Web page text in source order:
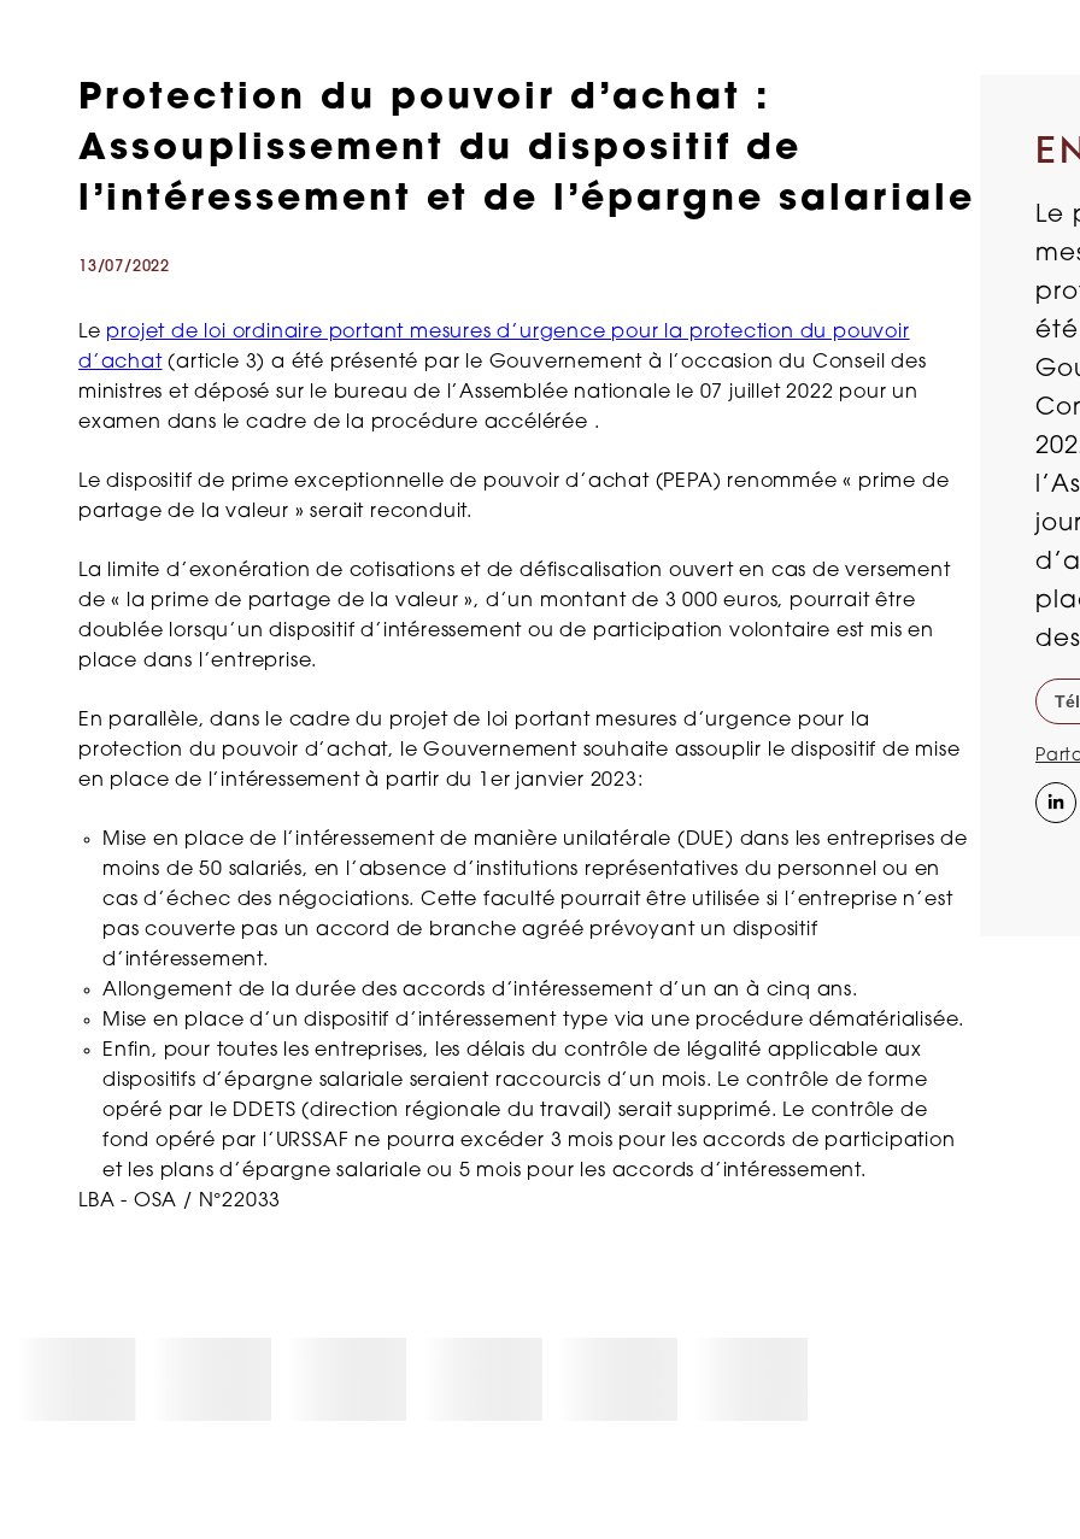
Protection du pouvoir d’achat :
Assouplissement du dispositif de
l’intéressement et de l’épargne salariale
13/07/2022
Le projet de loi ordinaire portant mesures d’urgence pour la protection du pouvoir
d’achat(article 3) a été présenté par le Gouvernement à l’occasion du Conseil des
ministres et déposé sur le bureau de l’Assemblée nationale le 07 juillet 2022 pour un
examen dans le cadre de la procédure accélérée .
Le dispositif de prime exceptionnelle de pouvoir d’achat (PEPA) renommée « prime de
partage de la valeur » serait reconduit.
La limite d’exonération de cotisations et de défiscalisation ouvert en cas de versement
de « la prime de partage de la valeur », d’un montant de 3 000 euros, pourrait être
doublée lorsqu’un dispositif d’intéressement ou de participation volontaire est mis en
place dans l’entreprise.
En parallèle, dans le cadre du projet de loi portant mesures d’urgence pour la
protection du pouvoir d’achat, le Gouvernement souhaite assouplir le dispositif de mise
en place de l’intéressement à partir du 1er janvier 2023:
Mise en place de l’intéressement de manière unilatérale (DUE) dans les entreprises de
moins de 50 salariés, en l’absence d’institutions représentatives du personnel ou en
cas d’échec des négociations. Cette faculté pourrait être utilisée si l’entreprise n’est
pas couverte pas un accord de branche agréé prévoyant un dispositif
d’intéressement.
Allongement de la durée des accords d’intéressement d’un an à cinq ans.
Mise en place d’un dispositif d’intéressement type via une procédure dématérialisée.
Enfin, pour toutes les entreprises, les délais du contrôle de légalité applicable aux
dispositifs d’épargne salariale seraient raccourcis d’un mois. Le contrôle de forme
opéré par le DDETS (direction régionale du travail) serait supprimé. Le contrôle de
fond opéré par l’URSSAF ne pourra excéder 3 mois pour les accords de participation
et les plans d’épargne salariale ou 5 mois pour les accords d’intéressement.
LBA - OSA / N°22033
Le